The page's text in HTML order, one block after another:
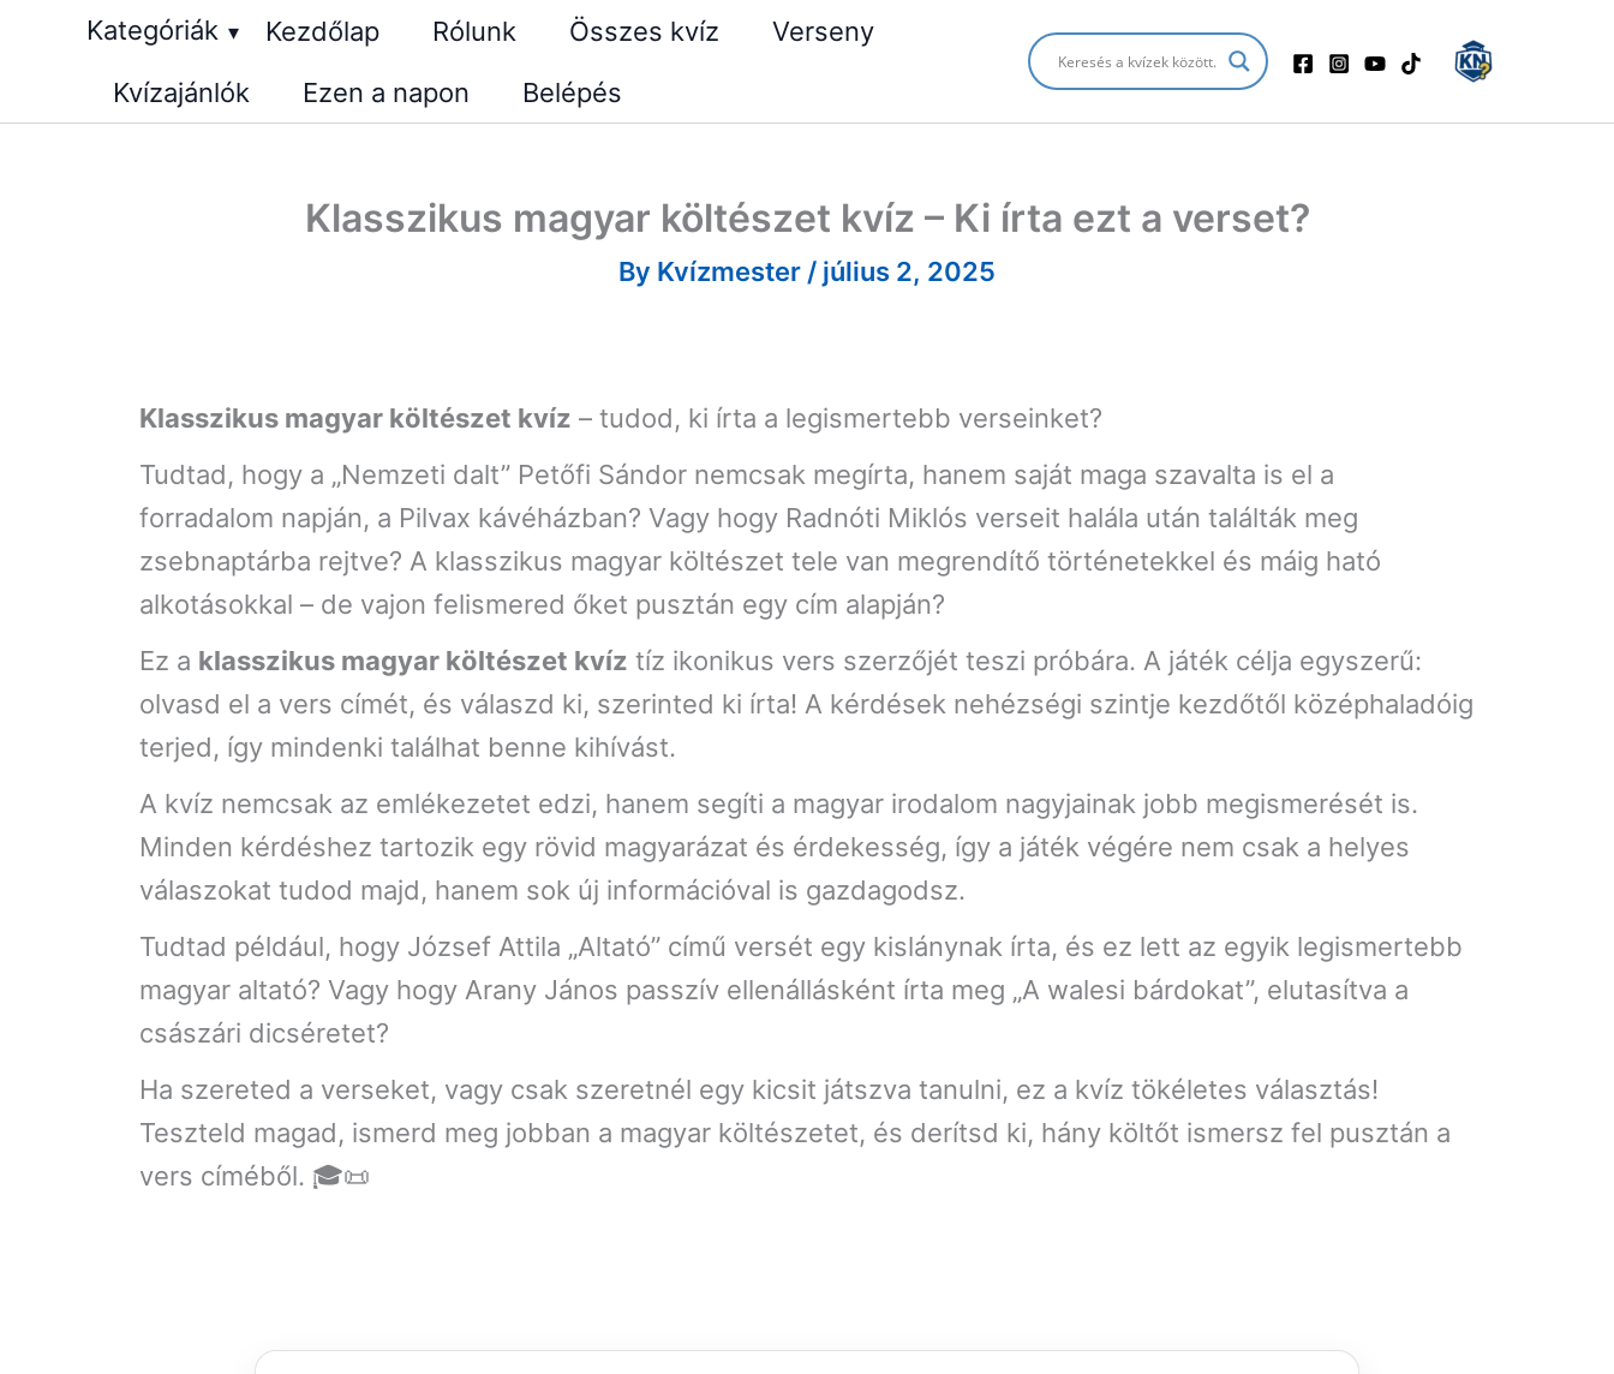
Kategóriák ▾ Kezdőlap Rólunk Összes kvíz
Verseny
Kvízajánlók
Ezen a napon Belépés
Klasszikus magyar költészet kvíz – Ki írta ezt a verset?
By Kvízmester / július 2, 2025
Klasszikus magyar költészet kvíz – tudod, ki írta a legismertebb verseinket?
Tudtad, hogy a „Nemzeti dalt” Petőfi Sándor nemcsak megírta, hanem saját maga szavalta is el a
forradalom napján, a Pilvax kávéházban? Vagy hogy Radnóti Miklós verseit halála után találták meg
zsebnaptárba rejtve? A klasszikus magyar költészet tele van megrendítő történetekkel és máig ható
alkotásokkal – de vajon felismered őket pusztán egy cím alapján?
Ez a klasszikus magyar költészet kvíz tíz ikonikus vers szerzőjét teszi próbára. A játék célja egyszerű:
olvasd el a vers címét, és válaszd ki, szerinted ki írta! A kérdések nehézségi szintje kezdőtől középhaladóig
terjed, így mindenki találhat benne kihívást.
A kvíz nemcsak az emlékezetet edzi, hanem segíti a magyar irodalom nagyjainak jobb megismerését is.
Minden kérdéshez tartozik egy rövid magyarázat és érdekesség, így a játék végére nem csak a helyes
válaszokat tudod majd, hanem sok új információval is gazdagodsz.
Tudtad például, hogy József Attila „Altató” című versét egy kislánynak írta, és ez lett az egyik legismertebb
magyar altató? Vagy hogy Arany János passzív ellenállásként írta meg „A walesi bárdokat”, elutasítva a
császári dicséretet?
Ha szereted a verseket, vagy csak szeretnél egy kicsit játszva tanulni, ez a kvíz tökéletes választás!
Teszteld magad, ismerd meg jobban a magyar költészetet, és derítsd ki, hány költőt ismersz fel pusztán a
vers címéből. 🎓📜